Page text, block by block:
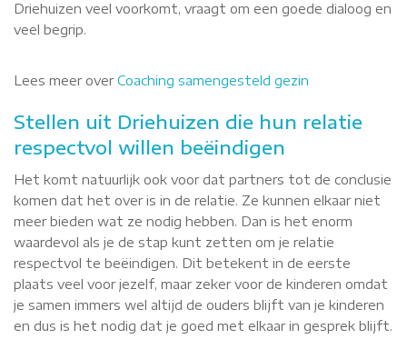
Driehuizen veel voorkomt, vraagt om een goede dialoog en
veel begrip.
Lees meer overCoaching samengesteld gezin
Stellen uit Driehuizen die hun relatie
respectvol willen beëindigen
Het komt natuurlijk ook voor dat partners tot de conclusie
komen dat het over is in de relatie. Ze kunnen elkaar niet
meer bieden wat ze nodig hebben. Dan is het enorm
waardevol als je de stap kunt zetten om je relatie
respectvol te beëindigen. Dit betekent in de eerste
plaats veel voor jezelf, maar zeker voor de kinderen omdat
je samen immers wel altijd de ouders blijft van je kinderen
en dus is het nodig dat je goed met elkaar in gesprek blijft.